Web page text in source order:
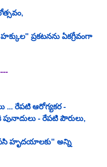
ప్రకటనను ఏకగ్రీవంగా
రేపటి ఆరోగ్యకర -
- రేపటి పౌరులు,
హృదయాలకు" అన్ని